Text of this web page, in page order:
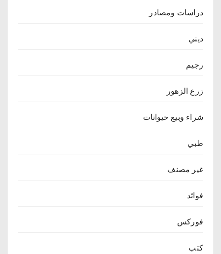
دراسات ومصادر
ديني
رجيم
زرع الزهور
شراء وبيع حيوانات
طبي
غير مصنف
فوائد
فوركس
كتب